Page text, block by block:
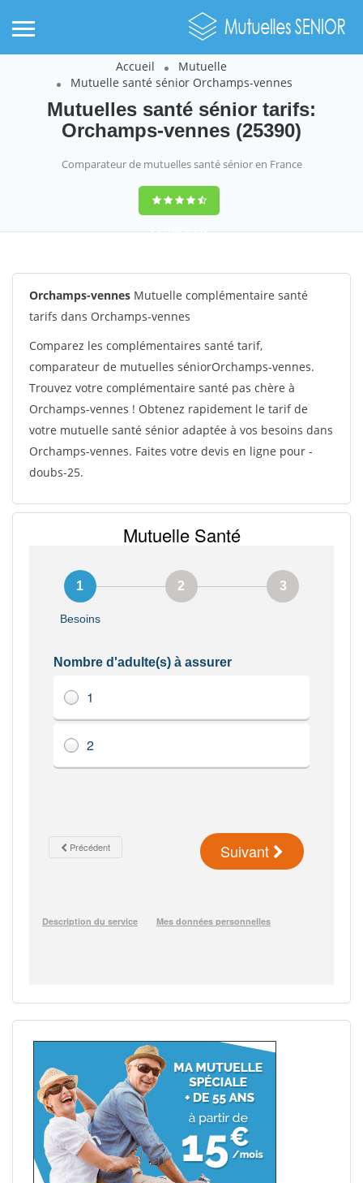
Accueil
Mutuelle
Mutuelle santé sénior Orchamps-vennes
Mutuelles santé sénior tarifs:
Orchamps-vennes (25390)
Comparateur de mutuelles santé sénior en France
9,2(100%)242
Orchamps-vennes Mutuelle complémentaire santé
tarifs dans Orchamps-vennes
Comparez les complémentaires santé tarif,
comparateur de mutuelles séniorOrchamps-vennes.
Trouvez votre complémentaire santé pas chère à
Orchamps-vennes ! Obtenez rapidement le tarif de
votre mutuelle santé sénior adaptée à vos besoins dans
Orchamps-vennes. Faites votre devis en ligne pour -
doubs-25.